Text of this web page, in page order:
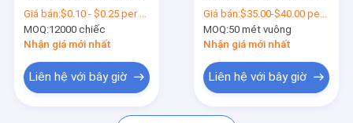
Liên hệ chúng tôi
Yêu cầu báo giá
lỏng và tự động
thông gió
Giá bán:$0.10 - $0.25 per piece
MOQ:12000 chiếc
Nhận giá mới nhất
Liên hệ với bây giờ
buồng nhỏ giọt
Giá bán:$35.00-$40.00 per square meter
MOQ:50 mét vuông
Nhận giá mới nhất
Liên hệ với bây giờ